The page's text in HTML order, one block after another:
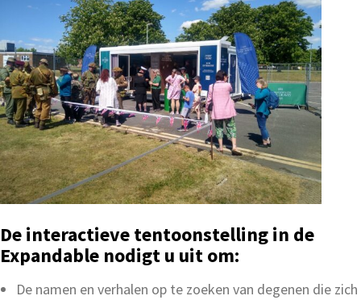
De interactieve tentoonstelling in de
Expandable nodigt u uit om:
De namen en verhalen op te zoeken van degenen die zich